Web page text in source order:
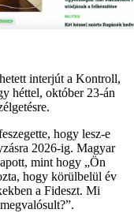
interjút a Kontroll,
héttel, október 23-án
hogy lesz-e
2026-ig. Magyar
mint hogy „Ön
hogy körülbelül év
a Fideszt. Mi